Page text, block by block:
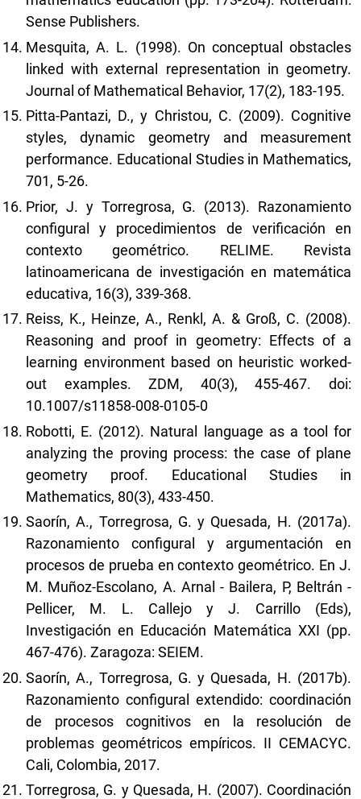
Sense Publishers.
Mesquita, A. L. (1998). On conceptual obstacles
linked with external representation in geometry.
Journal of Mathematical Behavior, 17(2), 183-195.
Pitta-Pantazi, D., y Christou, C. (2009). Cognitive
styles, dynamic geometry and measurement
performance. Educational Studies in Mathematics,
701, 5-26.
Prior, J. y Torregrosa, G. (2013). Razonamiento
configural y procedimientos de verificación en
contexto geométrico. RELIME. Revista
latinoamericana de investigación en matemática
educativa, 16(3), 339-368.
Reiss, K., Heinze, A., Renkl, A. & Groß, C. (2008).
Reasoning and proof in geometry: Effects of a
learning environment based on heuristic worked-
out examples. ZDM, 40(3), 455-467. doi:
10.1007/s11858-008-0105-0
Robotti, E. (2012). Natural language as a tool for
analyzing the proving process: the case of plane
geometry proof. Educational Studies in
Mathematics, 80(3), 433-450.
Saorín, A., Torregrosa, G. y Quesada, H. (2017a).
Razonamiento configural y argumentación en
procesos de prueba en contexto geométrico. En J.
M. Muñoz-Escolano, A. Arnal - Bailera, P, Beltrán -
Pellicer, M. L. Callejo y J. Carrillo (Eds),
Investigación en Educación Matemática XXI (pp.
467-476). Zaragoza: SEIEM.
Saorín, A., Torregrosa, G. y Quesada, H. (2017b).
Razonamiento configural extendido: coordinación
de procesos cognitivos en la resolución de
problemas geométricos empíricos. II CEMACYC.
Cali, Colombia, 2017.
Torregrosa, G. y Quesada, H. (2007). Coordinación